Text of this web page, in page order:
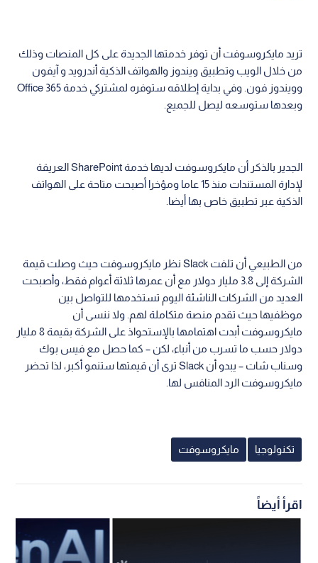
تريد مايكروسوفت أن توفر خدمتها الجديدة على كل المنصات وذلك
من خلال الويب وتطبيق ويندوز والهواتف الذكية أندرويد و آيفون
وويندوز فون. وفي بداية إطلاقه ستوفره لمشتركي خدمة Office 365
وبعدها ستوسعه ليصل للجميع.
الجدير بالذكر أن مايكروسوفت لديها خدمة SharePoint العريقة
لإدارة المستندات منذ 15 عاما ومؤخرا أصبحت متاحة على الهواتف
الذكية عبر تطبيق خاص بها أيضا.
من الطبيعي أن تلفت Slack نظر مايكروسوفت حيث وصلت قيمة
الشركة إلى 3.8 مليار دولار مع أن عمرها ثلاثة أعوام فقط، وأصبحت
العديد من الشركات الناشئة اليوم تستخدمها للتواصل بين
موظفيها حيث تقدم منصة متكاملة لهم. ولا ننسى أن
مايكروسوفت أبدت اهتمامها بالإستحواذ على الشركة بقيمة 8 مليار
دولار حسب ما تسرب من أنباء، لكن – كما حصل مع فيس بوك
وسناب شات – يبدو أن Slack ترى أن قيمتها ستنمو أكبر، لذا تحضر
مايكروسوفت الرد المنافس لها.
تكنولوجيا مايكروسوفت
اقرأ أيضاً